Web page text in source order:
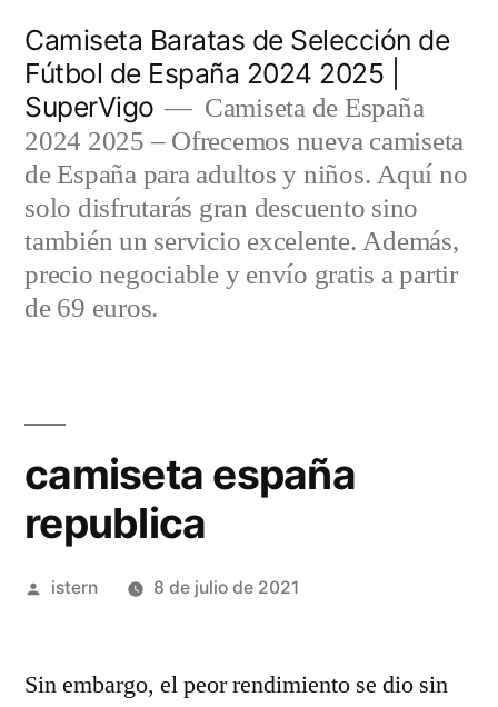
contenido
Camiseta Baratas de Selección de
Fútbol de España 2024 2025 |
SuperVigo
Camiseta de España
2024 2025 – Ofrecemos nueva camiseta
de España para adultos y niños. Aquí no
solo disfrutarás gran descuento sino
también un servicio excelente. Además,
precio negociable y envío gratis a partir
de 69 euros.
camiseta españa
republica
Publicado
istern 8 de julio de 2021
Sin embargo, el peor rendimiento se dio sin